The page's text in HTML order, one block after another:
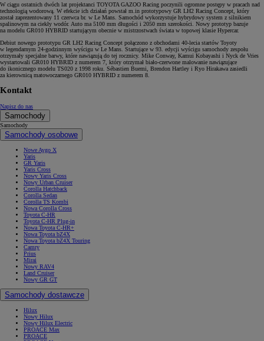
W ciągu ostatnich dwóch lat projektanci TOYOTA GAZOO Racing poczynili ogromne postępy w pracach nad
technologią wodorową. W efekcie ich działań powstał m.in prototypowy GR LH2 Racing Concept, który
został zaprezentowany 11 czerwca br. w Le Mans. Samochód wykorzystuje hybrydowy system z silnikiem
spalinowym na ciekły wodór. Auto ma 5100 mm długości i 2050 mm szerokości. Nowy prototyp bazuje
na modelu GR010 HYBRID startującym obecnie w mistrzostwach świata w topowej klasie Hypercar.
Debiut nowego prototypu GR LH2 Racing Concept połączono z obchodami 40-lecia startów Toyoty
w legendarnym 24-godzinnym wyścigu w Le Mans. Startujące w 93. edycji wyścigu samochody zespołu
otrzymały specjalne barwy, które nawiązują do tej rocznicy. Mike Conway, Kamui Kobayashi i Nyck de Vries
wystartowali GR010 HYBRID z numerem 7, który otrzymał biało-czerwone malowanie nawiązujące
do ikonicznego modelu TS020 z 1998 roku. Sébastien Buemi, Brendon Hartley i Ryo Hirakawa zasiedli
za kierownicą matowoczarnego GR010 HYBRID z numerem 8.
Kontakt
Napisz do nas
Samochody
Samochody
Samochody osobowe
Nowe Aygo X
Yaris
GR Yaris
Yaris Cross
Nowy Yaris Cross
Nowy Urban Cruiser
Corolla Hatchback
Corolla Sedan
Corolla TS Kombi
Nowa Corolla Cross
Toyota C-HR
Toyota C-HR Plug-in
Nowa Toyota C-HR+
Nowa Toyota bZ4X
Nowa Toyota bZ4X Touring
Camry
Prius
Mirai
Nowy RAV4
Land Cruiser
Nowy GR GT
Samochody dostawcze
Hilux
Nowy Hilux
Nowy Hilux Electric
PROACE Max
PROACE